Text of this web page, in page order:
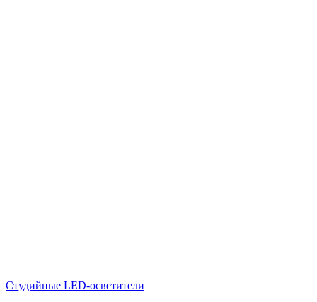
Студийные LED-осветители